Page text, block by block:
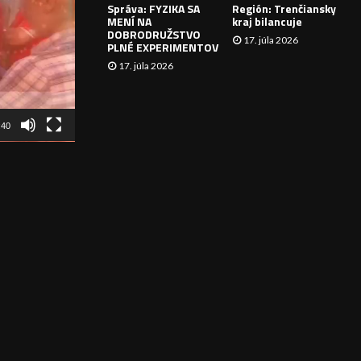
I
Správa: FYZIKA SA
MENÍ NA
DOBRODRUŽSTVO
PLNÉ EXPERIMENTOV
17. júla 2026
Región: Trenčiansky
kraj bilancuje
17. júla 2026